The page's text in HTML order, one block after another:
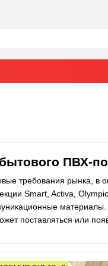
ПВХ-
требования рынка, в
Smart, Activa,
поставляться или
линолеума в городе